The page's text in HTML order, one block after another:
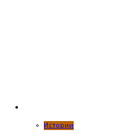
Истории